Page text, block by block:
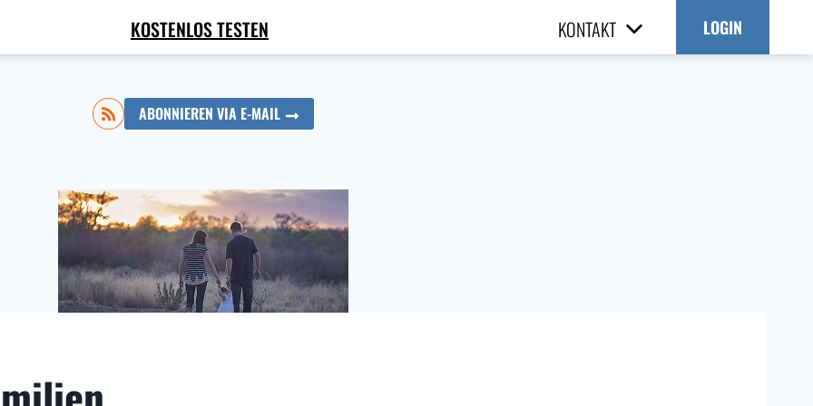
KOSTENLOS TESTEN KONTAKT LOGIN
ABONNIEREN VIA E-MAIL